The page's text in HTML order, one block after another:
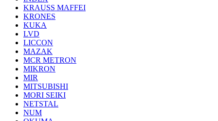
KRAUSS MAFFEI
KRONES
KUKA
LVD
LICCON
MAZAK
MCR METRON
MIKRON
MIR
MITSUBISHI
MORI SEIKI
NETSTAL
NUM